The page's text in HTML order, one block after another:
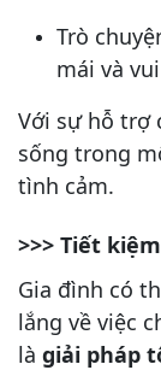
Trò
mái và
Với sự hỗ trợ
sống trong
tình cảm.
>>> Tiết
Gia đình có
lắng về việc
là giải pháp